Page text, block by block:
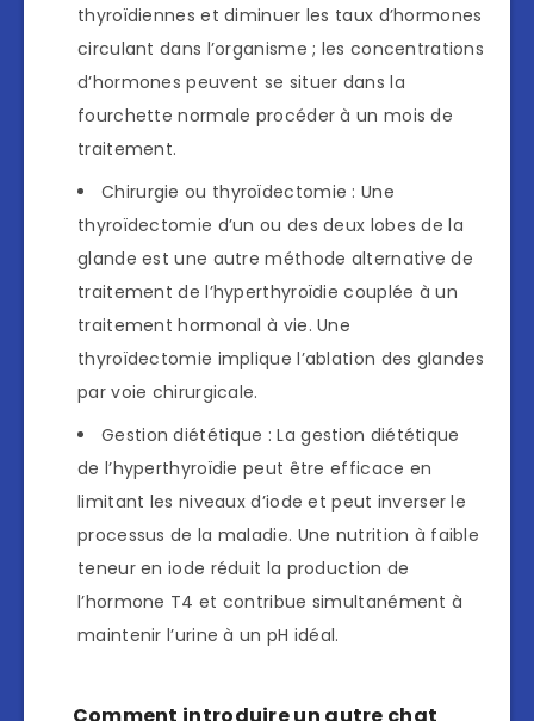
thyroïdiennes et diminuer les taux d’hormones
circulant dans l’organisme ; les concentrations
d’hormones peuvent se situer dans la
fourchette normale procéder à un mois de
traitement.
Chirurgie ou thyroïdectomie : Une
thyroïdectomie d’un ou des deux lobes de la
glande est une autre méthode alternative de
traitement de l’hyperthyroïdie couplée à un
traitement hormonal à vie. Une
thyroïdectomie implique l’ablation des glandes
par voie chirurgicale.
Gestion diététique : La gestion diététique
de l’hyperthyroïdie peut être efficace en
limitant les niveaux d’iode et peut inverser le
processus de la maladie. Une nutrition à faible
teneur en iode réduit la production de
l’hormone T4 et contribue simultanément à
maintenir l’urine à un pH idéal.